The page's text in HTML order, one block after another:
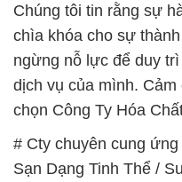
Chúng tôi tin rằng sự
chìa khóa cho sự
ngừng nỗ lực để duy
dịch vụ của mình.
chọn Công Ty Hóa
# Cty chuyên cung
Sạn Dạng Tinh Thể /